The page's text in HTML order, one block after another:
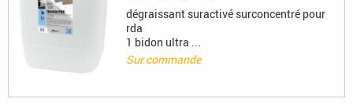
dégraissant suractivé surconcentré pour
rda
1 bidon ultra ...
Sur commande